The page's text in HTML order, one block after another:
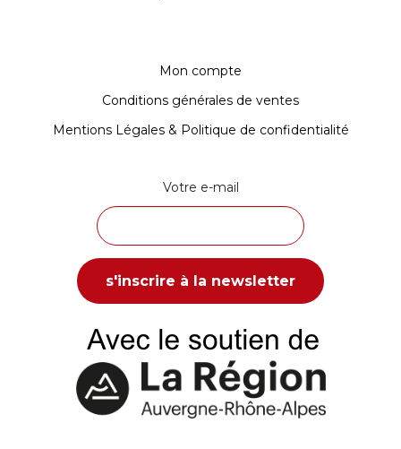
Mon compte
Conditions générales de ventes
Mentions Légales & Politique de confidentialité
Votre e-mail